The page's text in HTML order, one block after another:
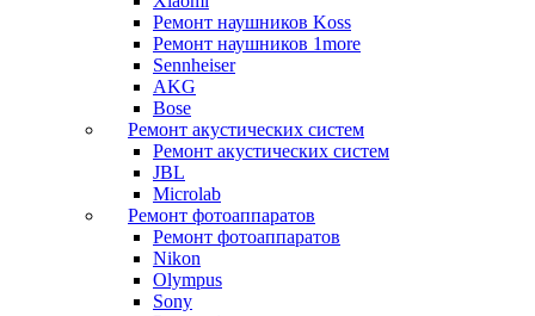
Ремонт наушников Koss
Ремонт наушников 1more
Sennheiser
AKG
Bose
Ремонт акустических систем
Ремонт акустических систем
JBL
Microlab
Ремонт фотоаппаратов
Ремонт фотоаппаратов
Nikon
Olympus
Sony